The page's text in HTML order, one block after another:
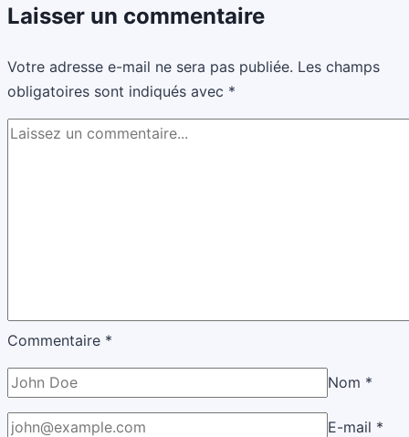
sans
chimiques
Laisser un commentaire
Votre adresse e-mail ne sera pas publiée. Les champs
obligatoires sont indiqués avec *
Commentaire *
Nom *
E-mail *